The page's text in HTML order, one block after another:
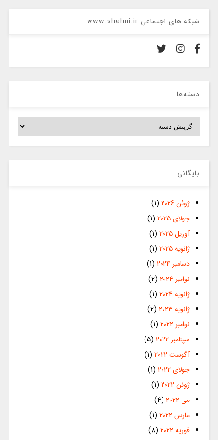
شبکه های اجتماعی www.shehni.ir
دسته‌ها
دسته‌ها
بایگانی
ژوئن 2026
(1)
جولای 2025
(1)
آوریل 2025
(1)
ژانویه 2025
(1)
دسامبر 2024
(1)
نوامبر 2024
(2)
ژانویه 2024
(1)
ژانویه 2023
(2)
نوامبر 2022
(1)
سپتامبر 2022
(5)
آگوست 2022
(1)
جولای 2022
(1)
ژوئن 2022
(1)
می 2022
(4)
مارس 2022
(1)
فوریه 2022
(8)